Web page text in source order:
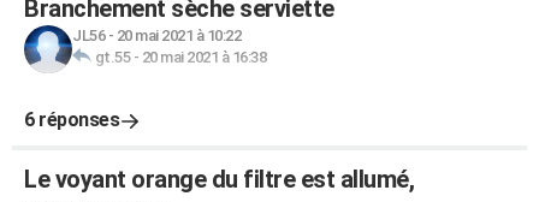
Branchement sèche serviette
JL56- 20 mai 2021 à 10:22
gt.55- 20 mai 2021 à 16:38
6 réponses
Le voyant orange du filtre est allumé,